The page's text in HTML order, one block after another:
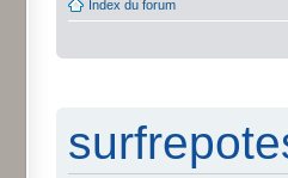
Index du forum